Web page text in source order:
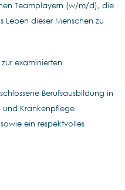
Teamplayern (w/m/d), die
Leben dieser Menschen zu
examinierten
Berufsausbildung in
und Krankenpflege
ein respektvolles